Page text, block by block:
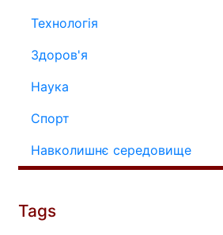
Технологія
Здоров'я
Наука
Спорт
Навколишнє середовище
Tags